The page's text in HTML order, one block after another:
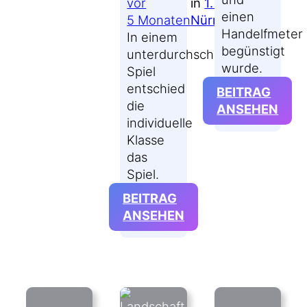
5 MonatenNürnberg
In einem
unterdurchschnittlichen
Spiel
entschied
die
individuelle
Klasse
das
Spiel.
BEITRAG
ANSEHEN
KOMMENTAR
einen
Handelfmeter
begünstigt
wurde.
BEITRAG
ANSEHEN